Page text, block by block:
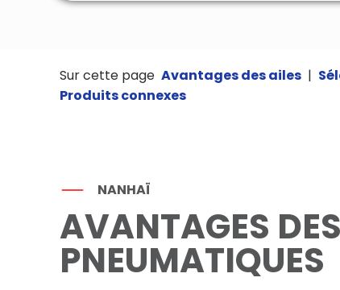
Sur cette page Avantages des ailes |
Produits connexes
NANHAÏ
AVANTAGES
PNEUMATIQUES